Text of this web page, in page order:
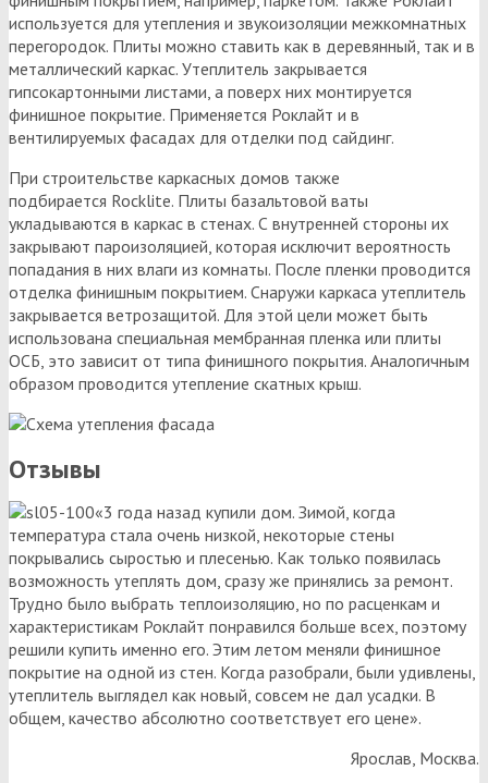
используется для утепления и звукоизоляции межкомнатных
перегородок. Плиты можно ставить как в деревянный, так и в
металлический каркас. Утеплитель закрывается
гипсокартонными листами, а поверх них монтируется
финишное покрытие. Применяется Роклайт и в
вентилируемых фасадах для отделки под сайдинг.
При строительстве каркасных домов также
подбирается Rocklite. Плиты базальтовой ваты
укладываются в каркас в стенах. С внутренней стороны их
закрывают пароизоляцией, которая исключит вероятность
попадания в них влаги из комнаты. После пленки проводится
отделка финишным покрытием. Снаружи каркаса утеплитель
закрывается ветрозащитой. Для этой цели может быть
использована специальная мембранная пленка или плиты
ОСБ, это зависит от типа финишного покрытия. Аналогичным
образом проводится утепление скатных крыш.
Отзывы
«3 года назад купили дом. Зимой, когда
температура стала очень низкой, некоторые стены
покрывались сыростью и плесенью. Как только появилась
возможность утеплять дом, сразу же принялись за ремонт.
Трудно было выбрать теплоизоляцию, но по расценкам и
характеристикам Роклайт понравился больше всех, поэтому
решили купить именно его. Этим летом меняли финишное
покрытие на одной из стен. Когда разобрали, были удивлены,
утеплитель выглядел как новый, совсем не дал усадки. В
общем, качество абсолютно соответствует его цене».
Ярослав, Москва.